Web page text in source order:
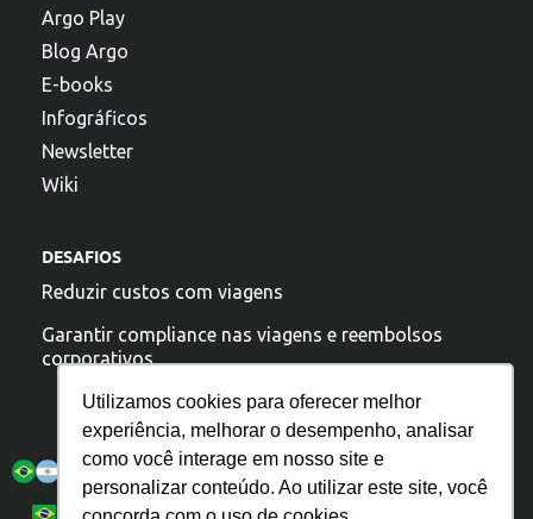
Utilizamos cookies para oferecer melhor
experiência, melhorar o desempenho, analisar
como você interage em nosso site e
personalizar conteúdo. Ao utilizar este site, você
Argo Play
Blog Argo
E-books
Infográficos
Newsletter
Wiki
DESAFIOS
Reduzir custos com viagens
Garantir compliance nas viagens e reembolsos
corporativos
Português
Español Política de Privacidade